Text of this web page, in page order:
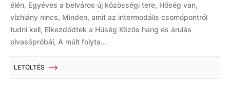
élén, Egyéves a belváros új közösségi tere, Hőség van,
vízhiány nincs, Minden, amit az intermodális csomópontról
tudni kell, Elkezdődtek a Hűség Közös hang és árulás
olvasópróbái, A múlt folyta...
LETÖLTÉS